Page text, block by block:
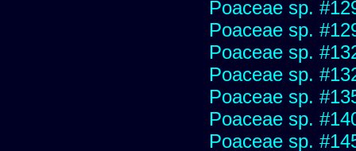
Poaceae sp.
Poaceae sp.
Poaceae sp.
Poaceae sp.
Poaceae sp.
Poaceae sp.
Poaceae sp.